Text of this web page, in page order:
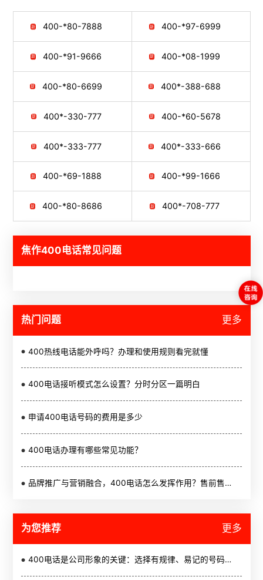
400-*80-7888 400-*97-6999
400-*91-9666 400-*08-1999
400-*80-6699 400*-388-688
400*-330-777 400-*60-5678
400*-333-777 400*-333-666
400-*69-1888 400-*99-1666
400-*80-8686 400*-708-777
焦作400电话常见问题
热门问题 更多
400热线电话能外呼吗？办理和使用规则看完就懂
400电话接听模式怎么设置？分时分区一篇明白
申请400电话号码的费用是多少
400电话办理有哪些常见功能？
品牌推广与营销融合，400电话怎么发挥作用？售前售后+品牌展示
为您推荐 更多
400电话是公司形象的关键：选择有规律、易记的号码助力业务发展